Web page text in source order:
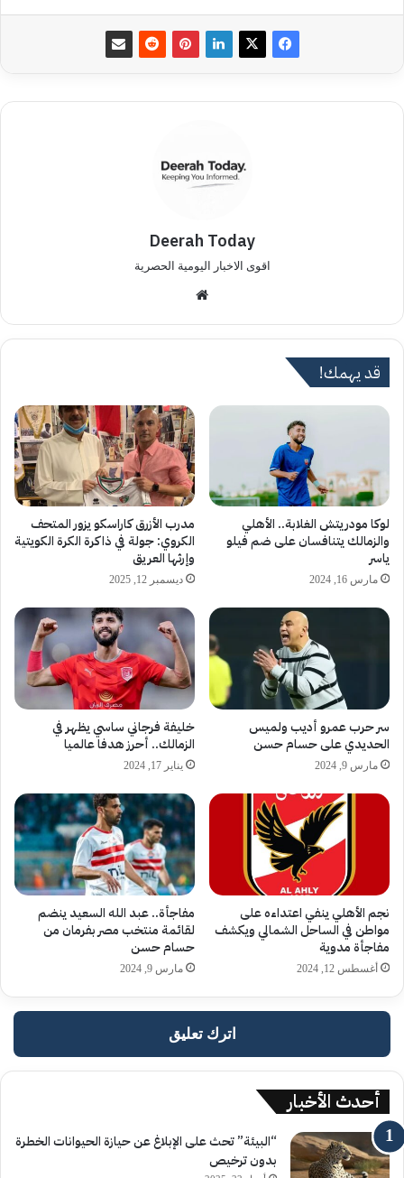
Deerah Today
اقوى الاخبار اليومية الحصرية
الوي
قد يهمك!
لوكا مودريتش الغلابة.. الأهلي
والزمالك يتنافسان على ضم فيلو
ياسر
مارس 16, 2024
مدرب الأزرق كاراسكو يزور المتحف
الكروي: جولة في ذاكرة الكرة الكويتية
وإرثها العريق
ديسمبر 12, 2025
سر حرب عمرو أديب ولميس
الحديدي على حسام حسن
مارس 9, 2024
خليفة فرجاني ساسي يظهر في
الزمالك.. أحرز هدفا عالميا
يناير 17, 2024
نجم الأهلي ينفي اعتداءه على
مواطن في الساحل الشمالي ويكشف
مفاجأة مدوية
أغسطس 12, 2024
مفاجأة.. عبد الله السعيد ينضم
لقائمة منتخب مصر بفرمان من
حسام حسن
مارس 9, 2024
اترك تعليق
أحدث الأخبار
“البيئة” تحث على الإبلاغ عن حيازة الحيوانات الخطرة
بدون ترخيص